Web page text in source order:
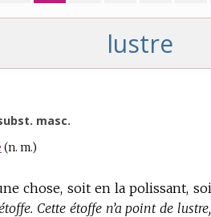
lustre
masc.
(n. m.)
chose, soit en la polissant,
Cette étoffe n’a point de